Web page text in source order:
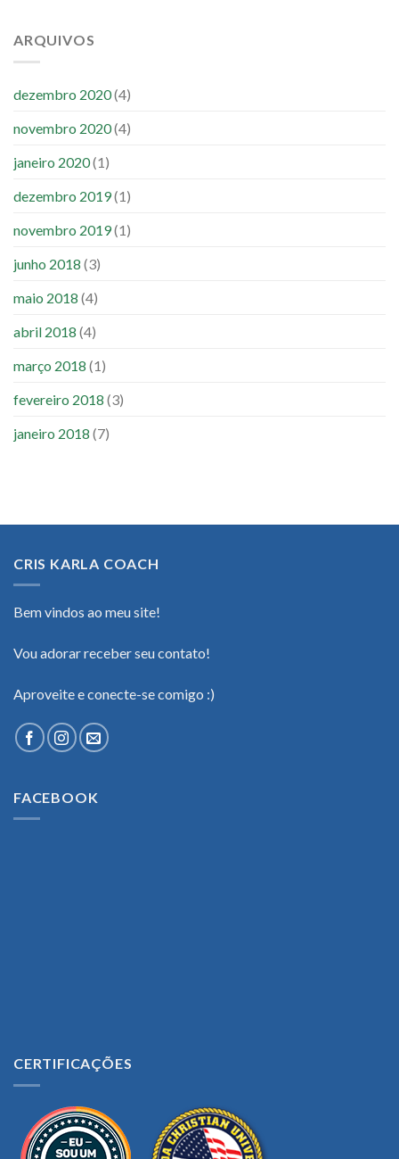
ARQUIVOS
dezembro 2020(4)
novembro 2020(4)
janeiro 2020(1)
dezembro 2019(1)
novembro 2019(1)
junho 2018 (3)
maio 2018 (4)
abril 2018 (4)
março 2018 (1)
fevereiro 2018 (3)
janeiro 2018 (7)
CRIS KARLA COACH
Bem vindos ao meu site!
Vou adorar receber seu contato!
Aproveite e conecte-se comigo :)
FACEBOOK
CERTIFICAÇÕES